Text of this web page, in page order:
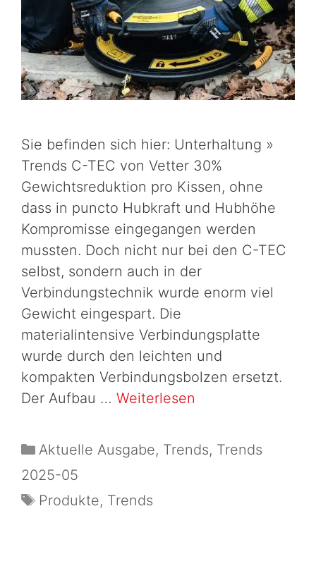
Sie befinden sich hier: Unterhaltung »
Trends C-TEC von Vetter 30%
Gewichtsreduktion pro Kissen, ohne
dass in puncto Hubkraft und Hubhöhe
Kompromisse eingegangen werden
mussten. Doch nicht nur bei den C-TEC
selbst, sondern auch in der
Verbindungstechnik wurde enorm viel
Gewicht eingespart. Die
materialintensive Verbindungsplatte
wurde durch den leichten und
kompakten Verbindungsbolzen ersetzt.
Der Aufbau … Weiterlesen
Aktuelle Ausgabe, Trends, Trends
2025-05
Produkte, Trends